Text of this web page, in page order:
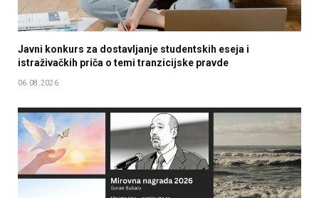
Javni konkurs za dostavljanje studentskih eseja i
istraživačkih priča o temi tranzicijske pravde
06.08.2026